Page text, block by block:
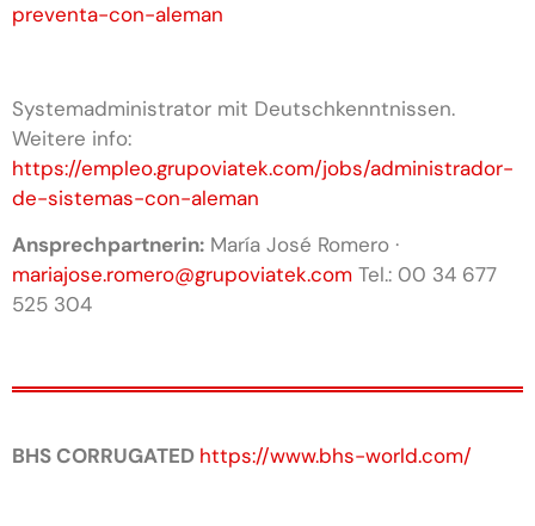
preventa-con-aleman
Systemadministrator mit Deutschkenntnissen.
Weitere info:
https://empleo.grupoviatek.com/jobs/administrador-
de-sistemas-con-aleman
Ansprechpartnerin: María José Romero ·
mariajose.romero@grupoviatek.com Tel.: 00 34 677
525 304
BHS CORRUGATED https://www.bhs-world.com/